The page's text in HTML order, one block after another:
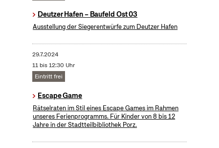
Deutzer Hafen – Baufeld Ost 03
Ausstellung der Siegerentwürfe zum Deutzer Hafen
29.7.2024
11 bis 12:30 Uhr
Eintritt frei
Escape Game
Rätselraten im Stil eines Escape Games im Rahmen
unseres Ferienprogramms. Für Kinder von 8 bis 12
Jahre in der Stadtteilbibliothek Porz.